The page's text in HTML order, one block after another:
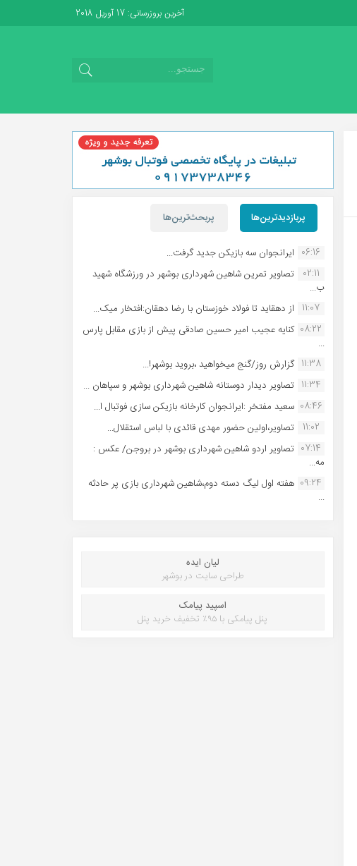
آخرین بروزرسانی: 17 آوریل 2018
پربازدیدترین‌ها پربحث‌ترین‌ها
06:16 ایرانجوان سه بازیکن جدید گرفت...
02:11
تصاویر تمرین شاهین شهردارى بوشهر در ورزشگاه شهید
ب...
11:07 از دهقاید تا فولاد خوزستان با رضا دهقان:افتخار میک...
08:22 کنایه عجیب امیر حسین صادقی پیش از بازی مقابل پارس
...
11:38 گزارش روز/گنج میخواهید ،بروید بوشهر!...
11:34 تصاویر دیدار دوستانه شاهین شهردارى بوشهر و سپاهان ...
08:46 سعید مفتخر :ایرانجوان کارخانه بازیکن سازی فوتبال ا...
11:02
تصاویر،اولین حضور مهدی قائدی با لباس استقلال...
07:14 تصاویر اردو شاهین شهرداری بوشهر در بروجن/ عکس :
مه...
09:24 هفته اول لیگ دسته دوم،شاهین شهرداری بازی پر حادثه
...
لیان ایده
طراحی سایت در بوشهر
اسپید پیامک
پنل پیامکی با ۹۵٪ تخفیف خرید پنل